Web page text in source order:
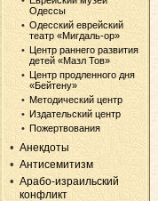
Одессы
Одесский еврейский
театр «Мигдаль-ор»
Центр раннего развития
детей «Мазл Тов»
Центр продленного дня
«Бейтену»
Методический центр
Издательский центр
Пожертвования
Анекдоты
Антисемитизм
Арабо-израильский
конфликт